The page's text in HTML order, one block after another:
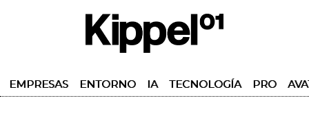
EMPRESAS ENTORNO IA TECNOLOGÍA PRO